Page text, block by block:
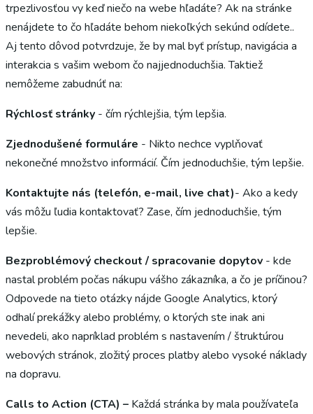
trpezlivosťou vy keď niečo na webe hľadáte? Ak na stránke
nenájdete to čo hľadáte behom niekoľkých sekúnd odídete..
Aj tento dôvod potvrdzuje, že by mal byť prístup, navigácia a
interakcia s vašim webom čo najjednoduchšia. Taktiež
nemôžeme zabudnúť na:
Rýchlosť stránky - čím rýchlejšia, tým lepšia.
Zjednodušené formuláre - Nikto nechce vyplňovať
nekonečné množstvo informácií. Čím jednoduchšie, tým lepšie.
Kontaktujte nás (telefón, e-mail, live chat)- Ako a kedy
vás môžu ľudia kontaktovať? Zase, čím jednoduchšie, tým
lepšie.
Bezproblémový checkout / spracovanie dopytov - kde
nastal problém počas nákupu vášho zákazníka, a čo je príčinou?
Odpovede na tieto otázky nájde Google Analytics, ktorý
odhalí prekážky alebo problémy, o ktorých ste inak ani
nevedeli, ako napríklad problém s nastavením / štruktúrou
webových stránok, zložitý proces platby alebo vysoké náklady
na dopravu.
Calls to Action (CTA) – Každá stránka by mala používateľa